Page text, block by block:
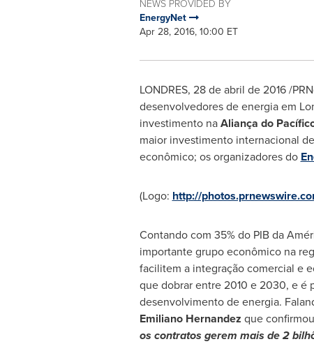
NEWS PROVIDED BY
EnergyNet
Apr 28, 2016, 10:00 ET
LONDRES, 28 de abril de 2016 /
desenvolvedores de energia em
investimento naAliança do
maior investimento internacional
econômico; os organizadores do
(Logo: http://
Contando com 35% do PIB da
importante grupo econômico na
facilitem a integração comercial e
que dobrar entre 2010 e 2030, e é
desenvolvimento de energia.
Emiliano Hernandez que
os contratos gerem mais de 2